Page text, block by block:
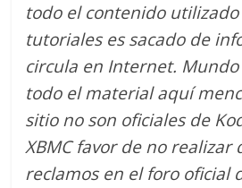
todo el contenido
tutoriales es sacado de
circula en Internet.
todo el material aquí
sitio no son oficiales de
XBMC favor de no realizar
reclamos en el foro oficial